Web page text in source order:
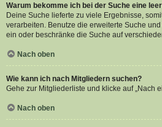
Warum bekomme ich bei der Suche eine
Deine Suche lieferte zu viele Ergebnisse,
verarbeiten. Benutze die erweiterte Suche
ein oder beschränke die Suche auf
Nach oben
Wie kann ich nach Mitgliedern suchen?
Gehe zur Mitgliederliste und klicke auf „Nach
Nach oben